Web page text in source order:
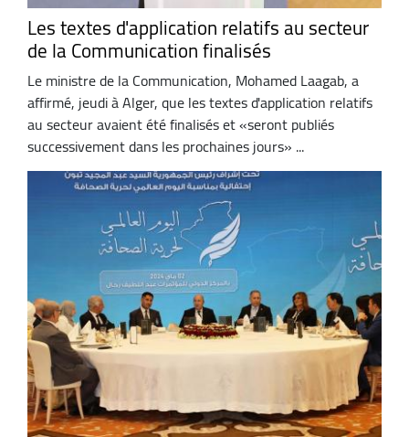
Les textes d'application relatifs au secteur
de la Communication finalisés
Le ministre de la Communication, Mohamed Laagab, a
affirmé, jeudi à Alger, que les textes d'application relatifs
au secteur avaient été finalisés et «seront publiés
successivement dans les prochaines jours» ...